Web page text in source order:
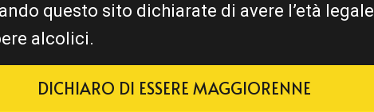
questo sito dichiarate di avere l’età legale
alcolici.
DICHIARO DI ESSERE MAGGIORENNE